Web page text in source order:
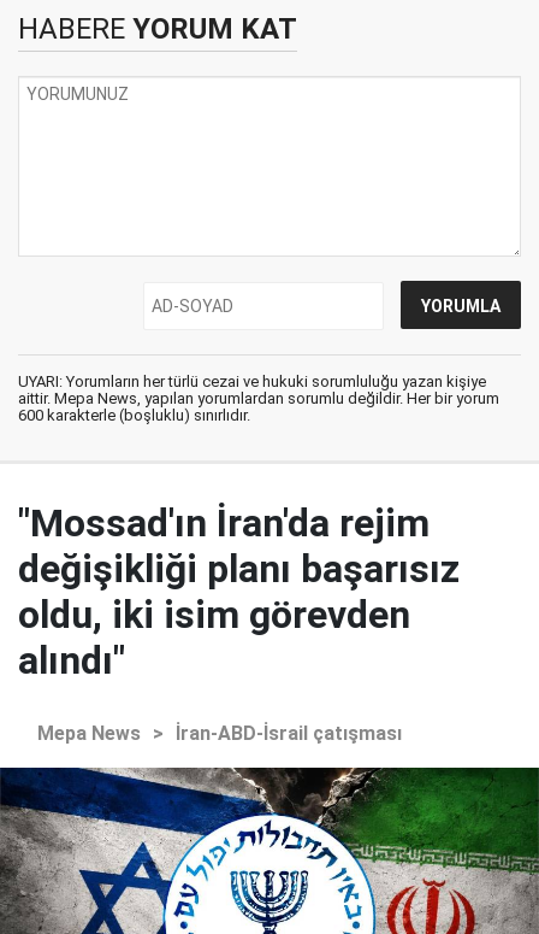
HABERE YORUM KAT
UYARI: Yorumların her türlü cezai ve hukuki sorumluluğu yazan kişiye
aittir. Mepa News, yapılan yorumlardan sorumlu değildir. Her bir yorum
600 karakterle (boşluklu) sınırlıdır.
"Mossad'ın İran'da rejim
değişikliği planı başarısız
oldu, iki isim görevden
alındı"
Mepa News > İran-ABD-İsrail çatışması